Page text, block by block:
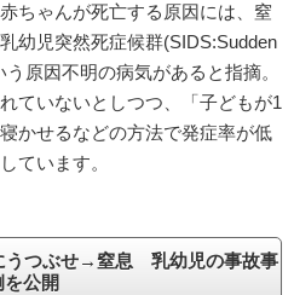
ちゃんが死亡する原因には、窒
幼児突然死症候群(SIDS:Sudden
原因不明の病気があると指摘。
ていないとしつつ、「子どもが1
かせるなどの方法で発症率が低
ています。
うつぶせ→窒息 乳幼児の事故事
を公開